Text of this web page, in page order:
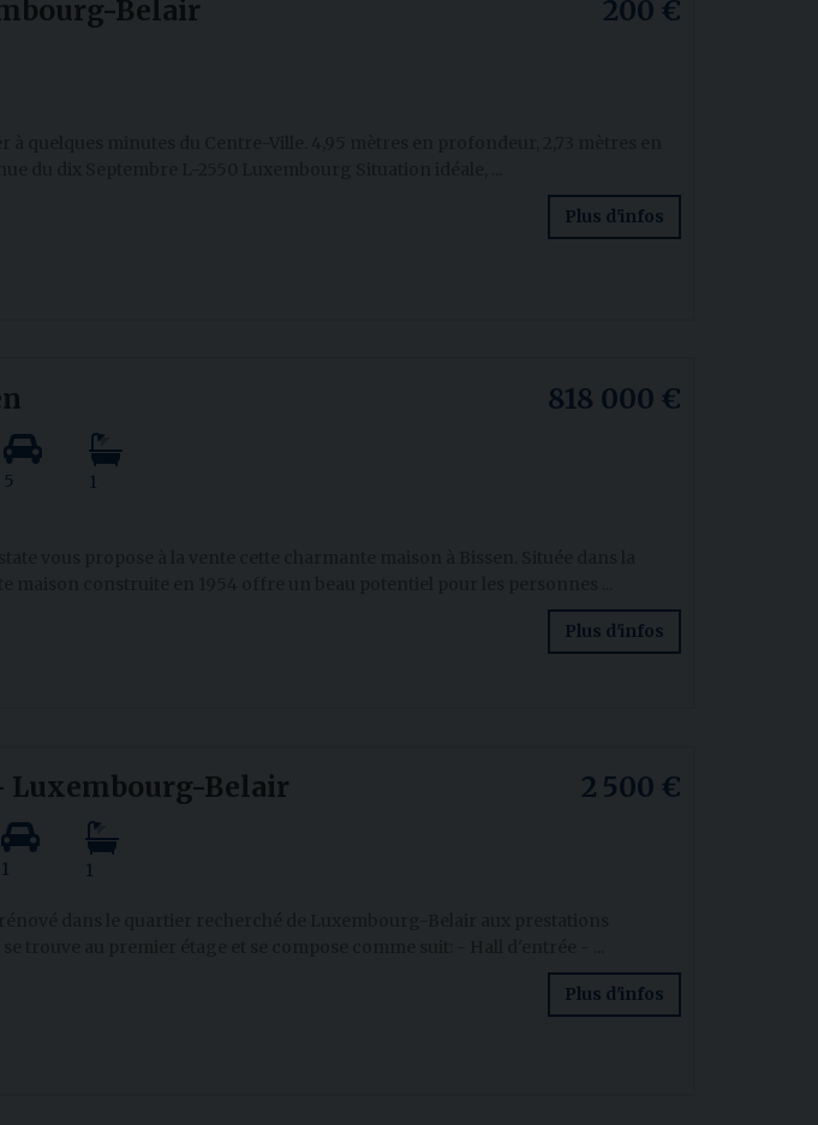
Belair 200 €
Plus d'infos
818 000 €
5 1
Plus d'infos
Luxembourg-Belair 2 500 €
1 1
Plus d'infos